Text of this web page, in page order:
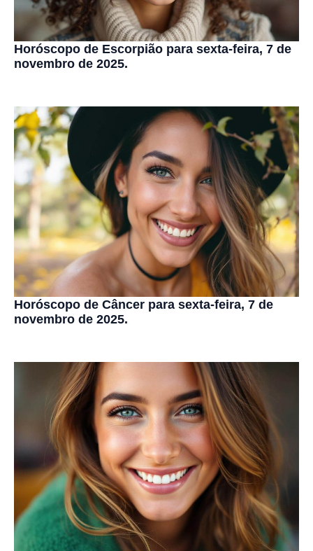
Horóscopo de Escorpião para sexta-feira, 7 de
novembro de 2025.
Horóscopo de Câncer para sexta-feira, 7 de
novembro de 2025.